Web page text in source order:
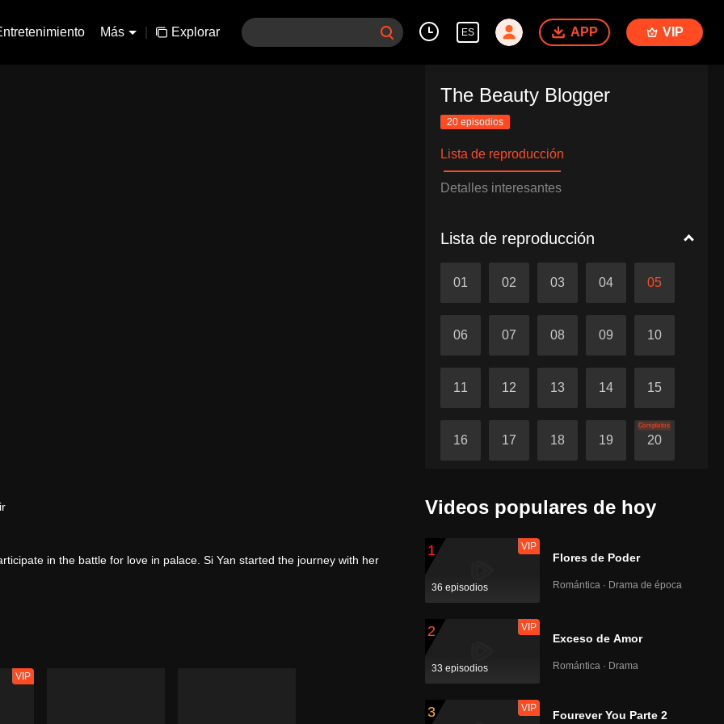
Más Explorar ES APP VIP
The Beauty Blogger
20 episodios
Lista de reproducción
Detalles interesantes
Lista de reproducción
01 02 03 04 05
06 07 08 09 10
11 12 13 14 15
16 17 18 19 20
Completos
in the battle for love in palace. Si Yan started the journey with her
VIP
Videos populares de hoy
1
36 episodios
VIP
Flores de Poder
Romántica · Drama de época
2
33 episodios
VIP
Exceso de Amor
Romántica · Drama
3 VIP
Fourever You Parte 2